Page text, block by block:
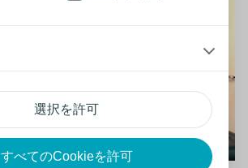
選択を許可
すべてのCookieを許可